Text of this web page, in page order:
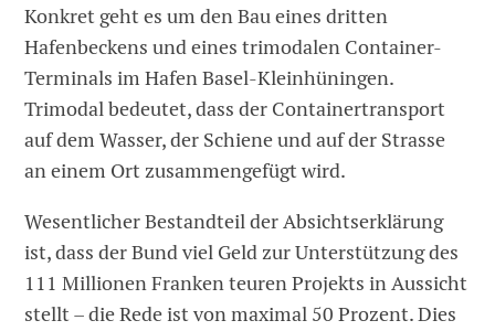
Konkret geht es um den Bau eines dritten
Hafenbeckens und eines trimodalen Container-
Terminals im Hafen Basel-Kleinhüningen.
Trimodal bedeutet, dass der Containertransport
auf dem Wasser, der Schiene und auf der Strasse
an einem Ort zusammengefügt wird.
Wesentlicher Bestandteil der Absichtserklärung
ist, dass der Bund viel Geld zur Unterstützung des
111 Millionen Franken teuren Projekts in Aussicht
stellt – die Rede ist von maximal 50 Prozent. Dies